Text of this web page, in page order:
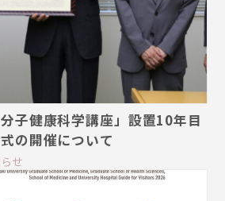
子健康科学講座」設置10年目
の開催について
せ